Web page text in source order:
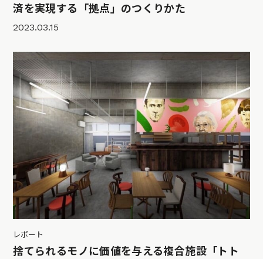
済を実現する「拠点」のつくりかた
2023.03.15
レポート
捨てられるモノに価値を与える複合施設「トト